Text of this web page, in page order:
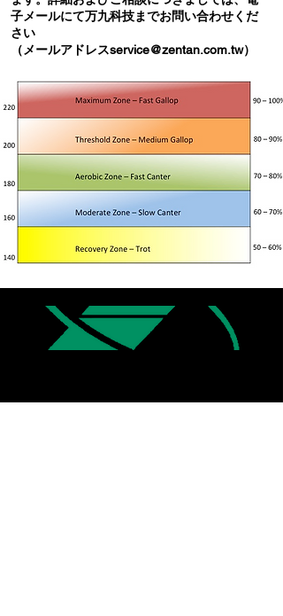
子メールにて万九科技までお問い合わせくだ
さい
（メールアドレスservice@zentan.com.tw）